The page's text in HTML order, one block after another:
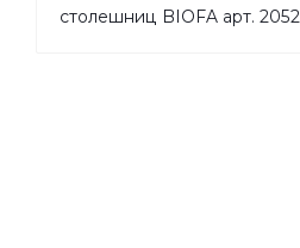
столешниц BIOFA арт. 2052